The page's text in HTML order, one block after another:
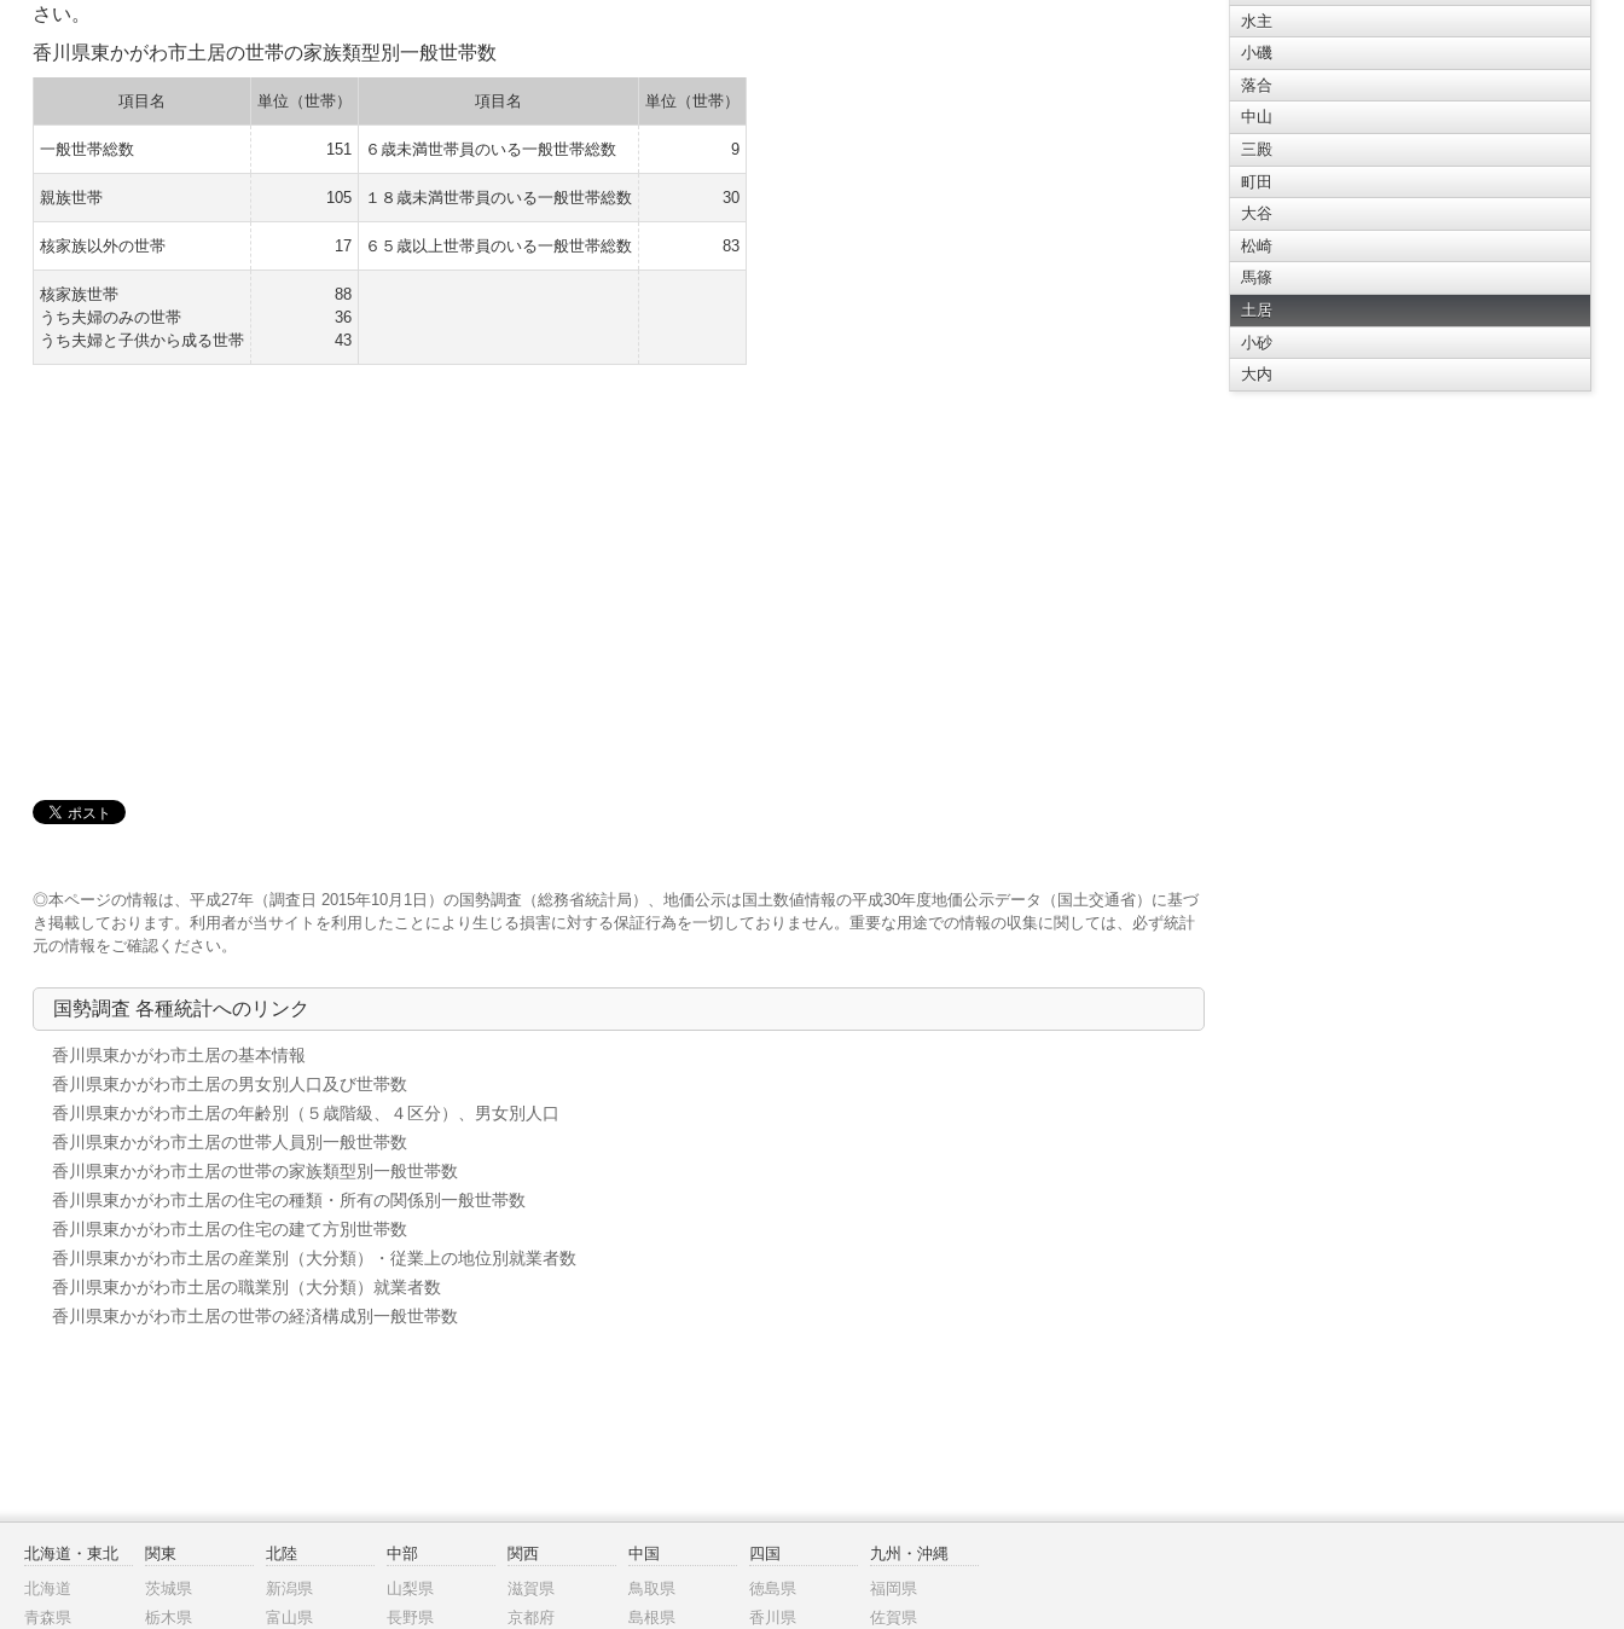
さい。
香川県東かがわ市土居の世帯の家族類型別一般世帯数
項目名 単位（世帯） 項目名 単位（世帯）
一般世帯総数 151 ６歳未満世帯員のいる一般世帯総数 9
親族世帯 105 １８歳未満世帯員のいる一般世帯総数 30
核家族以外の世帯 17 ６５歳以上世帯員のいる一般世帯総数 83
核家族世帯
うち夫婦のみの世帯
うち夫婦と子供から成る世帯
88
36
43
◎本ページの情報は、平成27年（調査日 2015年10月1日）の国勢調査（総務省統計局）、地価公示は国土数値情報の平成30年度地価公示データ（国土交通省）に基づ
き掲載しております。利用者が当サイトを利用したことにより生じる損害に対する保証行為を一切しておりません。重要な用途での情報の収集に関しては、必ず統計
元の情報をご確認ください。
国勢調査 各種統計へのリンク
香川県東かがわ市土居の基本情報
香川県東かがわ市土居の男女別人口及び世帯数
香川県東かがわ市土居の年齢別（５歳階級、４区分）、男女別人口
香川県東かがわ市土居の世帯人員別一般世帯数
香川県東かがわ市土居の世帯の家族類型別一般世帯数
香川県東かがわ市土居の住宅の種類・所有の関係別一般世帯数
香川県東かがわ市土居の住宅の建て方別世帯数
香川県東かがわ市土居の産業別（大分類）・従業上の地位別就業者数
香川県東かがわ市土居の職業別（大分類）就業者数
香川県東かがわ市土居の世帯の経済構成別一般世帯数
水主
小磯
落合
中山
三殿
町田
大谷
松崎
馬篠
土居
小砂
大内
北海道・東北
北海道
青森県
関東
茨城県
栃木県
北陸
新潟県
富山県
中部
山梨県
長野県
関西
滋賀県
京都府
中国
鳥取県
島根県
四国
徳島県
香川県
九州・沖縄
福岡県
佐賀県